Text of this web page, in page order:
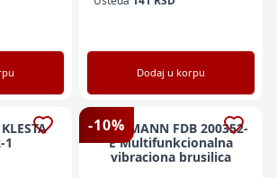
Dodaj u korpu
1
-10%
FIELDMANN FDB 200352-
E Multifunkcionalna
vibraciona brusilica